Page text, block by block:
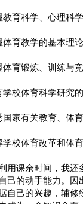
科学、心理科学
育教学的基本理论
锻炼、训练与竞
体育科学研究的
有关教育、体育
体育改革和体育
课余时间，我还多
己的动手能力。
自己的兴趣，辅